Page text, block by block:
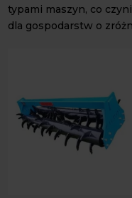
typami maszyn, co
dla gospodarstw o